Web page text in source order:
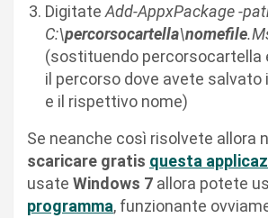
Digitate Add-AppxPackage -
C:\percorsocartella\nomefile
(sostituendo percorsocartella
il percorso dove avete
e il rispettivo nome)
Se neanche così risolvete allora
scaricare gratis questa
usate Windows 7 allora potete
programma, funzionante